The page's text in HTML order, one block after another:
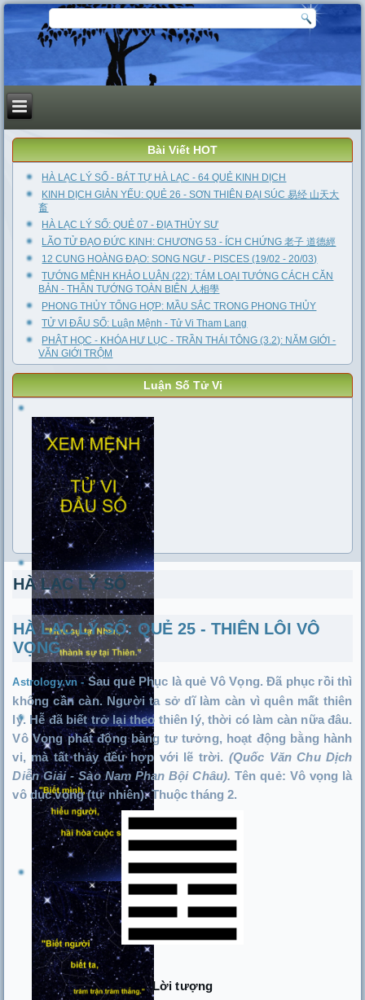
Bài Viết HOT
HÀ LẠC LÝ SỐ - BÁT TỰ HÀ LẠC - 64 QUẺ KINH DỊCH
KINH DỊCH GIẢN YẾU: QUẺ 26 - SƠN THIÊN ĐẠI SÚC 易经 山天大
畜
HÀ LẠC LÝ SỐ: QUẺ 07 - ĐỊA THỦY SƯ
LÃO TỬ ĐẠO ĐỨC KINH: CHƯƠNG 53 - ÍCH CHỨNG 老子 道德經
12 CUNG HOÀNG ĐẠO: SONG NGƯ - PISCES (19/02 - 20/03)
TƯỚNG MỆNH KHẢO LUẬN (22): TÁM LOẠI TƯỚNG CÁCH CĂN
BẢN - THẦN TƯỚNG TOÀN BIÊN 人相學
PHONG THỦY TỔNG HỢP: MẦU SẮC TRONG PHONG THỦY
TỬ VI ĐẨU SỐ: Luận Mệnh - Tử Vi Tham Lang
PHẬT HỌC - KHÓA HƯ LỤC - TRẦN THÁI TÔNG (3.2): NĂM GIỚI -
VĂN GIỚI TRỘM
Luận Số Tử Vi
HÀ LẠC LÝ SỐ
HÀ LẠC LÝ SỐ: QUẺ 25 - THIÊN LÔI VÔ
VỌNG
Astrology.vn -Sau quẻ Phục là quẻ Vô Vọng. Đã phục rồi thì
không cần càn. Người ta sở dĩ làm càn vì quên mất thiên
lý. Hễ đã biết trở lại theo thiên lý, thời có làm càn nữa đâu.
Vô Vọng phát động bằng tư tưởng, hoạt động bằng hành
vi, mà tất thảy đều hợp với lẽ trời. (Quốc Văn Chu Dịch
Diễn Giải - Sào Nam Phan Bội Châu). Tên quẻ: Vô vọng là
vô dục vọng (tự nhiên). Thuộc tháng 2.
Lời tượng